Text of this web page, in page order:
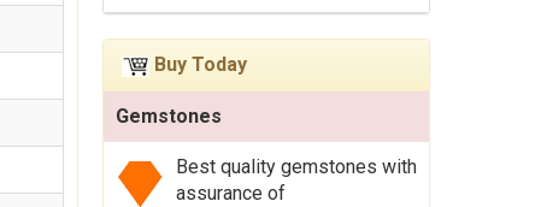
Buy Today
Gemstones
Best quality gemstones with
assurance of